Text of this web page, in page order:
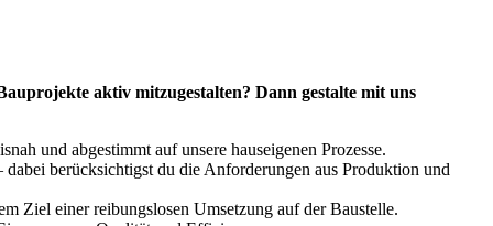
aktiv mitzugestalten? Dann gestalte mit uns
und abgestimmt auf unsere hauseigenen Prozesse.
berücksichtigst du die Anforderungen aus Produktion und
Ziel einer reibungslosen Umsetzung auf der Baustelle.